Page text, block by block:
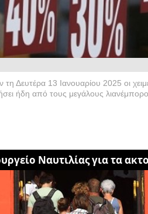
Δευτέρα 13 Ιανουαρίου 2025 οι
ήδη από τους μεγάλους
Ναυτιλίας για τα